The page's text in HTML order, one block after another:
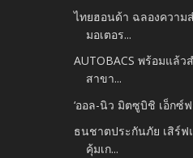
ไทยฮอนด้า ฉลองความ
มอเตอร...
AUTOBACS พร้อมแล้
สาขา...
‘ออล-นิว มิตซูบิชิ เอ็กซ์ฟ
ธนชาตประกันภัย เสิร์ฟ
คุ้มเก...